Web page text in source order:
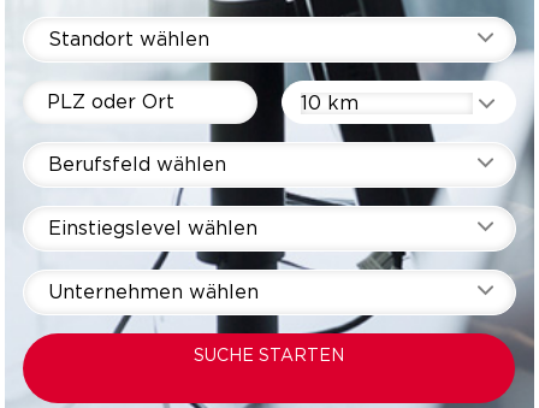
Standort wählen
10 km
Berufsfeld wählen
Einstiegslevel wählen
Unternehmen wählen
SUCHE STARTEN